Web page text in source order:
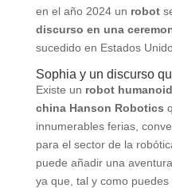
en el año 2024 un robot
discurso en una
sucedido en Estados
Sophia y un discurso
Existe un robot
china Hanson Robotics
innumerables ferias,
para el sector de la
puede añadir una
ya que, tal y como